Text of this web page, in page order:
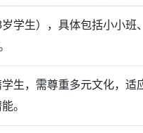
学生），具体包括小小班
生，需尊重多元文化，适
。